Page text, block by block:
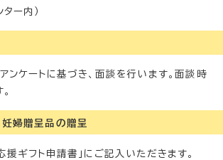
ー内）
ンケートに基づき、面談を行います。面談時
婦贈呈品の贈呈
援ギフト申請書」にご記入いただきます。